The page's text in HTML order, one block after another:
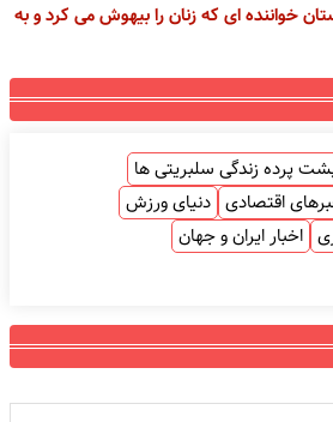
خواننده ای که زنان را بیهوش می کرد و به
پرده زندگی سلبریتی ها
اقتصادی دنیای ورزش
اخبار ایران و جهان